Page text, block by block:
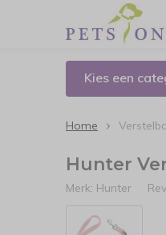
Kies een
Home
Hunter
Merk: Hunter